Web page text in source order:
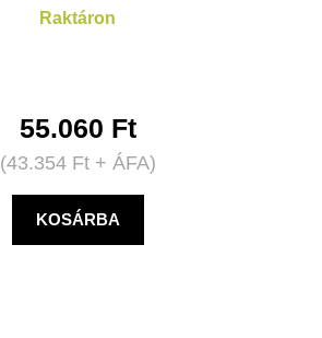
Raktáron
55.060 Ft
(43.354 Ft+ ÁFA)
KOSÁRBA